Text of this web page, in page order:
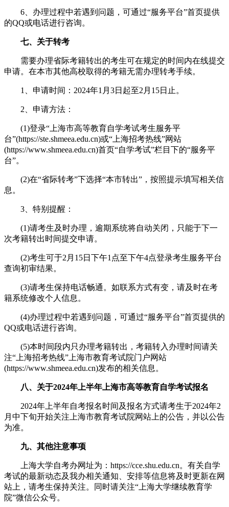
6、办理过程中若遇到问题，可通过“服务平台”首页提供
的QQ或电话进行咨询。
七、关于转考
需要办理省际考籍转出的考生可在规定的时间内在线提交
申请。在本市其他高校取得的考籍无需办理转考手续。
1、申请时间：2024年1月3日起至2月15日止。
2、申请方法：
(1)登录“上海市高等教育自学考试考生服务平
台”(https://ste.shmeea.edu.cn)或“上海招考热线”网站
(https://www.shmeea.edu.cn)首页“自学考试”栏目下的“服务平
台”。
(2)在“省际转考”下选择“本市转出”，按照提示填写相关信
息。
3、特别提醒：
(1)请考生及时办理，逾期系统将自动关闭，只能于下一
次考籍转出时间提交申请。
(2)考生可于2月15日下午1点至下午4点登录考生服务平台
查询初审结果。
(3)请考生保持电话畅通。如联系方式有变，请及时在考
籍系统修改个人信息。
(4)办理过程中若遇到问题，可通过“服务平台”首页提供的
QQ或电话进行咨询。
(5)本时间段内只办理考籍转出，考籍转入办理时间请关
注“上海招考热线”上海市教育考试院门户网站
(https://www.shmeea.edu.cn)发布的相关信息。
八、关于2024年上半年上海市高等教育自学考试报名
2024年上半年自考报名时间及报名方式请考生于2024年2
月中下旬开始关注上海市教育考试院网站上的公告，并以公告
为准。
九、其他注意事项
上海大学自考办网址为：https://cce.shu.edu.cn。有关自学
考试的最新动态及我办相关通知、安排等信息将及时更新在网
站上，请考生保持关注。同时请关注“上海大学继续教育学
院”微信公众号。